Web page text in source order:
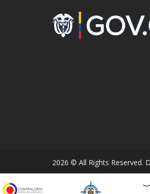
2026 © All Rights Reserved.